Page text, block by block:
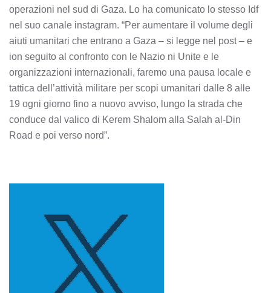
operazioni nel sud di Gaza. Lo ha comunicato lo stesso Idf
nel suo canale instagram. “Per aumentare il volume degli
aiuti umanitari che entrano a Gaza – si legge nel post – e
ion seguito al confronto con le Nazio ni Unite e le
organizzazioni internazionali, faremo una pausa locale e
tattica dell’attività militare per scopi umanitari dalle 8 alle
19 ogni giorno fino a nuovo avviso, lungo la strada che
conduce dal valico di Kerem Shalom alla Salah al-Din
Road e poi verso nord”.